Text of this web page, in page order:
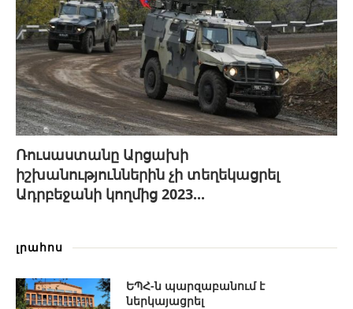
Ռուսաստանը Արցախի
իշխանություններին չի տեղեկացրել
Ադրբեջանի կողմից 2023...
լրահոս
ԵՊՀ-ն պարզաբանում է
ներկայացրել